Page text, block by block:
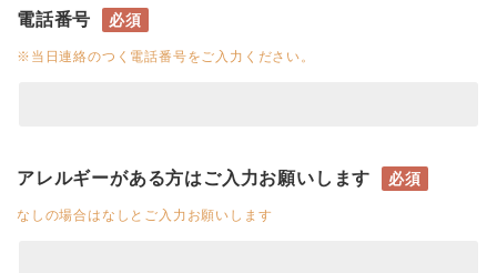
電話番号 必須
※当日連絡のつく電話番号をご入力ください。
アレルギーがある方はご入力お願いします 必須
なしの場合はなしとご入力お願いします